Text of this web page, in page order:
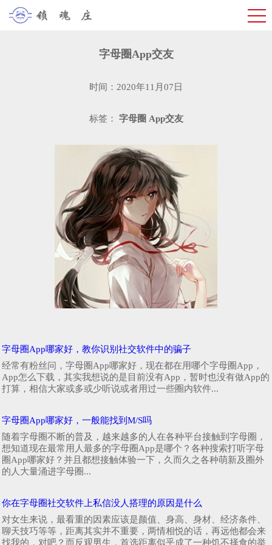
字母圈App交友
时间：2020年11月07日
标签： 字母圈 App交友
字母圈App哪家好，教你识别社交软件中的骗子
经常有粉丝问，字母圈App哪家好，现在都在用哪个字母圈App，
App怎么下载，其实我想说的是目前没有App，暂时也没有做App的
打算，相信大家或多或少听说或者用过一些圈内软件...
字母圈App哪家好，一般能找到M/S吗
随着字母圈不断的普及，越来越多的人在各种平台接触到字母圈，
想知道现在最常用人最多的字母圈App是哪个？各种搜索打听字母
圈App哪家好？并且都想接触体验一下，久而久之各种萌新及圈外
的人大量涌进字母圈...
你在字母圈社交软件上私信没人搭理的原因是什么
对女生来说，最看重的因素应该是颜值、身高、身材、经济条件、
聊天技巧等等，距离其实并不重要，两情相悦的话，再远他都会来
找我的，对吧？而反观男生，首选距离似乎成了一种饥不择食的举